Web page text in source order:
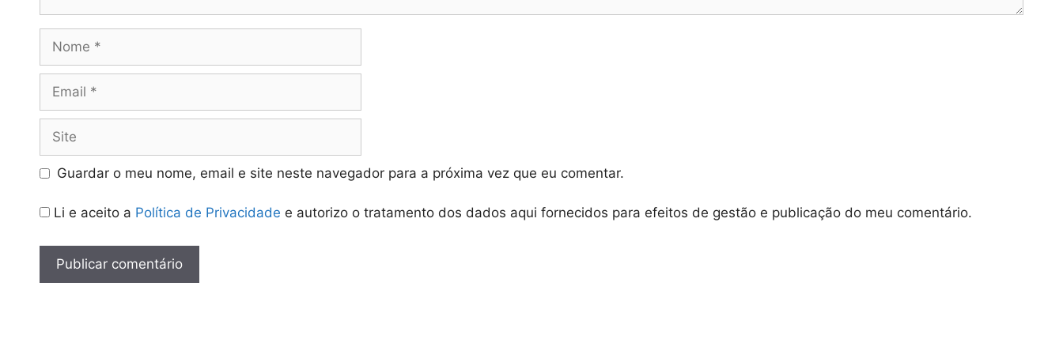
Guardar o meu nome, email e site neste navegador para a próxima vez que eu comentar.
Li e aceito a Política de Privacidade e autorizo o tratamento dos dados aqui fornecidos para efeitos de gestão e publicação do meu comentário.